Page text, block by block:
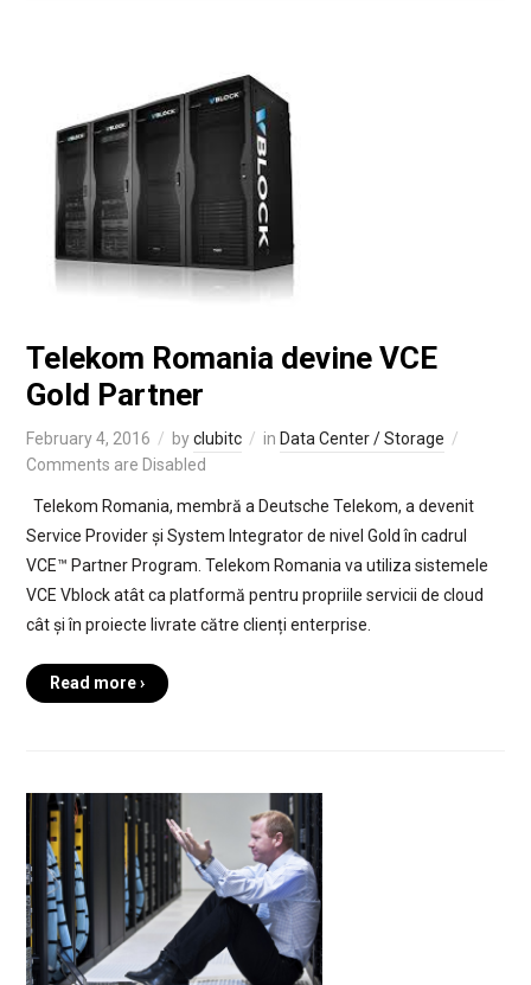
Telekom Romania devine VCE
Gold Partner
February 4, 2016 byclubitc in Data Center / Storage
Comments are Disabled
Telekom Romania, membră a Deutsche Telekom, a devenit
Service Provider și System Integrator de nivel Gold în cadrul
VCE™ Partner Program. Telekom Romania va utiliza sistemele
VCE Vblock atât ca platformă pentru propriile servicii de cloud
cât și în proiecte livrate către clienți enterprise.
Read more ›